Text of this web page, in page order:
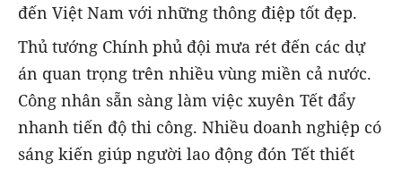
đến Việt Nam với những thông điệp tốt đẹp.
Thủ tướng Chính phủ đội mưa rét đến các dự
án quan trọng trên nhiều vùng miền cả nước.
Công nhân sẵn sàng làm việc xuyên Tết đẩy
nhanh tiến độ thi công. Nhiều doanh nghiệp có
sáng kiến giúp người lao động đón Tết thiết